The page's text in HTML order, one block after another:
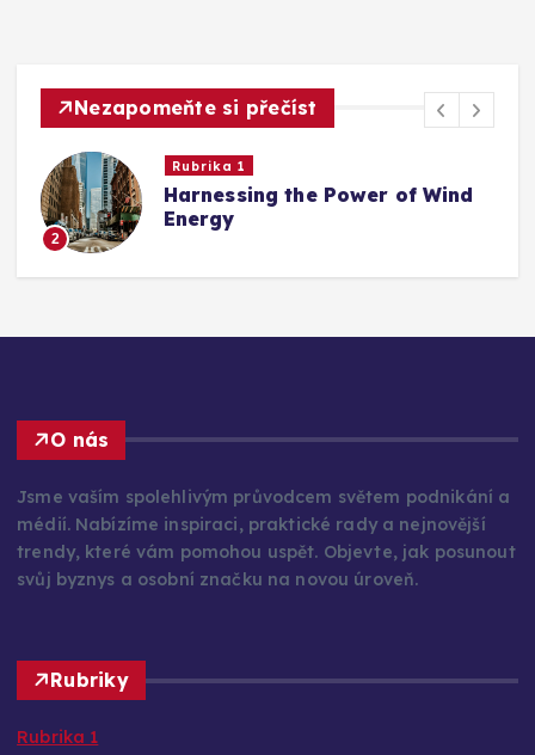
Nezapomeňte si přečíst
2
Rubrika 1
Harnessing the Power of Wind
Energy
O nás
Jsme vaším spolehlivým průvodcem světem podnikání a
médií. Nabízíme inspiraci, praktické rady a nejnovější
trendy, které vám pomohou uspět. Objevte, jak posunout
svůj byznys a osobní značku na novou úroveň.
Rubriky
Rubrika 1